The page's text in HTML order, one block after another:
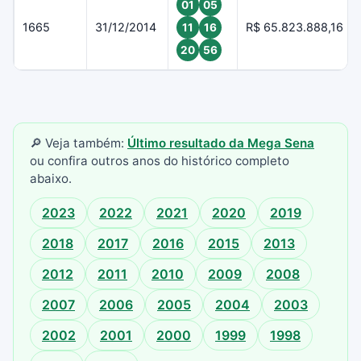
1665 31/12/2014
01
05
11
16
20
56
R$ 65.823.888,16
🔎 Veja também: Último resultado da Mega Sena
ou confira outros anos do histórico completo
abaixo.
2023 2022 2021 2020
2019
2018
2017 2016 2015
2013
2012
2011 2010 2009
2008
2007
2006 2005 2004
2003
2002
2001 2000 1999
1998